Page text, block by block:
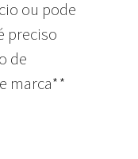
ou pode
preciso
de
marca**